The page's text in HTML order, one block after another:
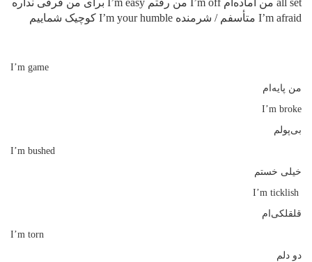
«I’m
I’m afraid متأسفم / شرمنده I’m your humble کوچیک شماییم
من پایه‌ام
I’m broke
بی‌پولم
I’m bushed
خیلی خستم
قلقلکی‌ام
I’m torn
دو دلم